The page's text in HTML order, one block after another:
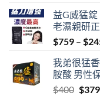
益G威猛
老濕親研
$759 – $
我弟很猛
胺酸 男性
$400 $379